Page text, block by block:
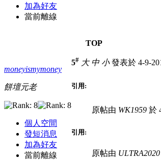
加為好友
當前離線
TOP
moneyismymoney
餅壇元老
個人空間
發短消息
加為好友
當前離線
5# 大 中 小發表於 4-9-
引用:
原帖由 WK1959 於
引用:
原帖由 ULTRA2020